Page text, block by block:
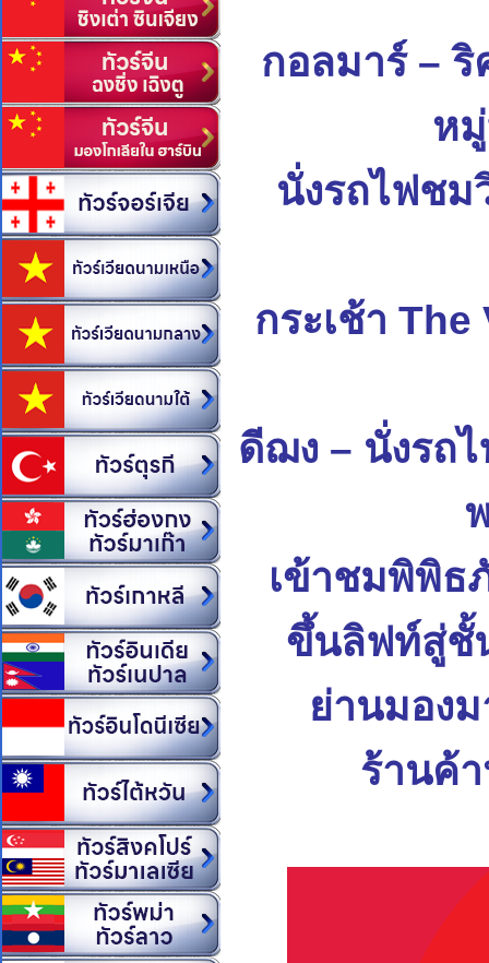
กอลมาร์–ริ
ห
นั่งรถไฟชม
กระเช้า The
ดีฌง – นั่งรถ
เข้าชมพิพิ
ขึ้นลิฟท์สู่ชั้
ย่านมอง
ร้านค้